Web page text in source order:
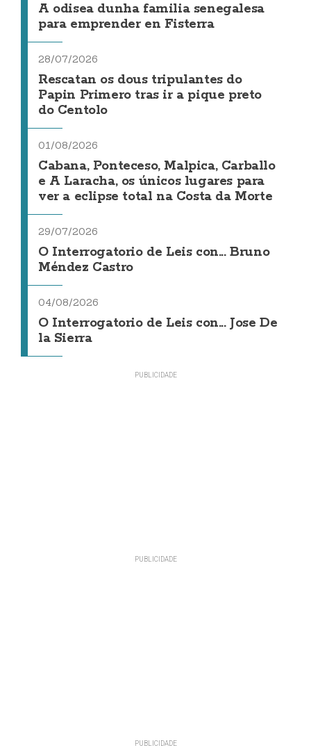
A odisea dunha familia senegalesa
para emprender en Fisterra
28/07/2026
Rescatan os dous tripulantes do
Papin Primero tras ir a pique preto
do Centolo
01/08/2026
Cabana, Ponteceso, Malpica, Carballo
e A Laracha, os únicos lugares para
ver a eclipse total na Costa da Morte
29/07/2026
O Interrogatorio de Leis con... Bruno
Méndez Castro
04/08/2026
O Interrogatorio de Leis con... Jose De
la Sierra